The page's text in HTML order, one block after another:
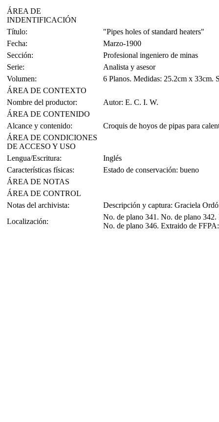
ÁREA DE
INDENTIFICACIÓN
Título:
"Pipes holes of standard heaters"
Fecha:
Marzo-1900
Sección:
Profesional ingeniero de minas
Serie:
Analista y asesor
Volumen:
6 Planos. Medidas: 25.2cm x 33cm.
ÁREA DE CONTEXTO
Nombre del productor:
Autor: E. C. I. W.
ÁREA DE CONTENIDO
Alcance y contenido:
Croquis de hoyos de pipas para
ÁREA DE CONDICIONES
DE ACCESO Y USO
Lengua/Escritura:
Inglés
Características físicas:
Estado de conservación: bueno
ÁREA DE NOTAS
ÁREA DE CONTROL
Notas del archivista:
Descripción y captura: Graciela
Localización:
No. de plano 341. No. de plano
No. de plano 346. Extraido de